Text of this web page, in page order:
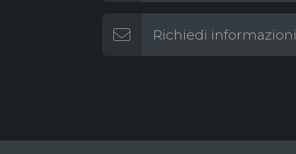
Richiedi informazioni